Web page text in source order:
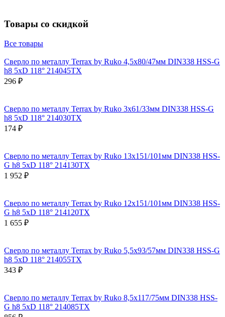
Товары со скидкой
Все товары
Сверло по металлу Terrax by Ruko 4,5x80/47мм DIN338 HSS-G
h8 5xD 118° 214045TX
296 ₽
Сверло по металлу Terrax by Ruko 3x61/33мм DIN338 HSS-G
h8 5xD 118° 214030TX
174 ₽
Сверло по металлу Terrax by Ruko 13x151/101мм DIN338 HSS-
G h8 5xD 118° 214130TX
1 952 ₽
Сверло по металлу Terrax by Ruko 12x151/101мм DIN338 HSS-
G h8 5xD 118° 214120TX
1 655 ₽
Сверло по металлу Terrax by Ruko 5,5x93/57мм DIN338 HSS-G
h8 5xD 118° 214055TX
343 ₽
Сверло по металлу Terrax by Ruko 8,5x117/75мм DIN338 HSS-
G h8 5xD 118° 214085TX